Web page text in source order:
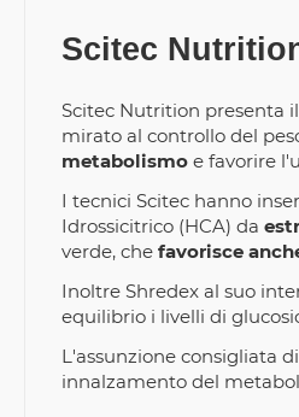
Scitec
Scitec Nutrition presenta
mirato al controllo del
metabolismo e favorire
I tecnici Scitec hanno
Idrossicitrico (HCA) da
verde, che favorisce
Inoltre Shredex al suo
equilibrio i livelli di
L'assunzione consigliata
innalzamento del